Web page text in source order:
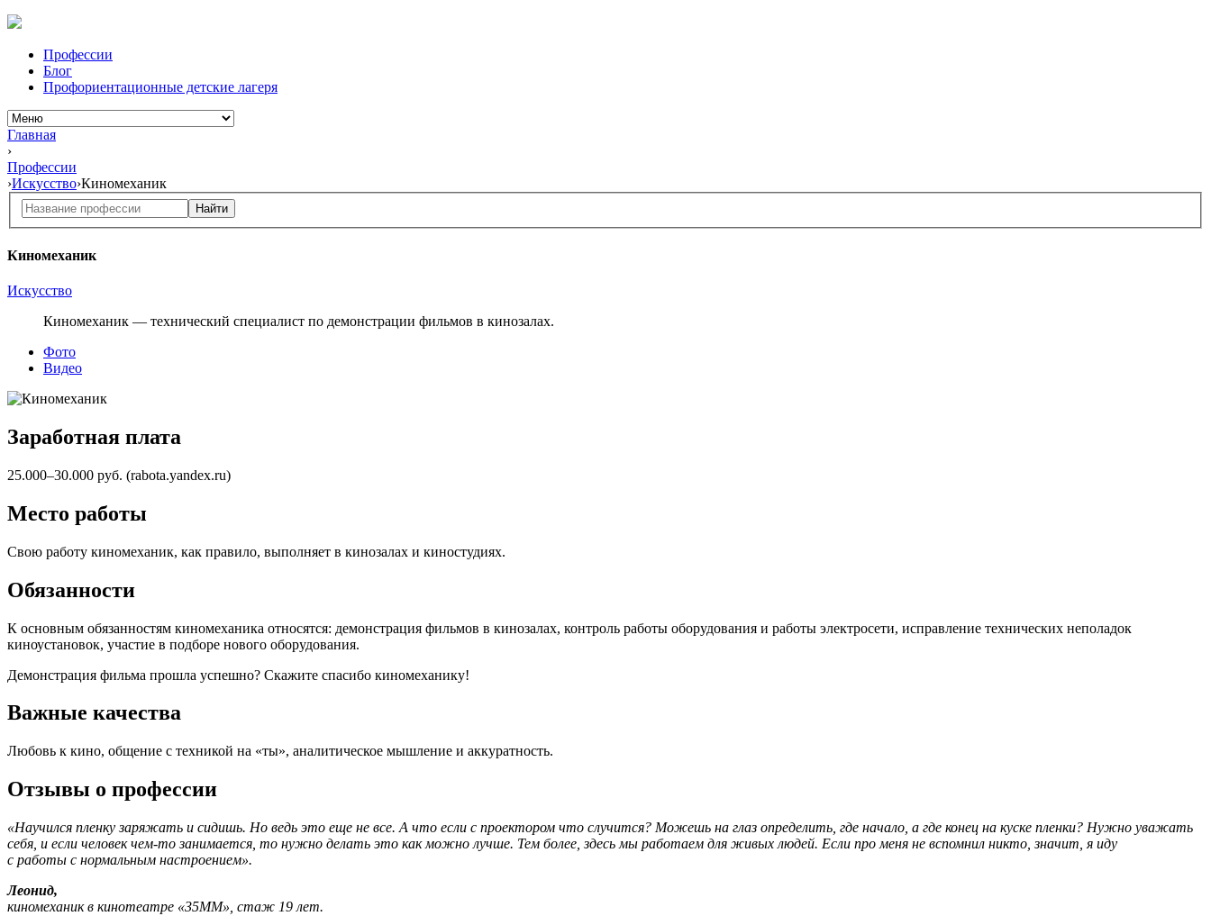
Профессии
Блог
Профориентационные детские лагеря
Главная
›
Профессии
›Искусство›Киномеханик
Найти
Киномеханик
Искусство
Киномеханик — технический специалист по демонстрации фильмов в кинозалах.
Фото
Видео
Заработная плата
25.000–30.000 руб. (rabota.yandex.ru)
Место работы
Свою работу киномеханик, как правило, выполняет в кинозалах и киностудиях.
Обязанности
К основным обязанностям киномеханика относятся: демонстрация фильмов в кинозалах, контроль работы оборудования и работы электросети, исправление технических неполадок
киноустановок, участие в подборе нового оборудования.
Демонстрация фильма прошла успешно? Скажите спасибо киномеханику!
Важные качества
Любовь к кино, общение с техникой на «ты», аналитическое мышление и аккуратность.
Отзывы о профессии
«Научился пленку заряжать и сидишь. Но ведь это еще не все. А что если с проектором что случится? Можешь на глаз определить, где начало, а где конец на куске пленки? Нужно уважать
себя, и если человек чем-то занимается, то нужно делать это как можно лучше. Тем более, здесь мы работаем для живых людей. Если про меня не вспомнил никто, значит, я иду
с работы с нормальным настроением».
Леонид,
киномеханик в кинотеатре «35ММ», стаж 19 лет.